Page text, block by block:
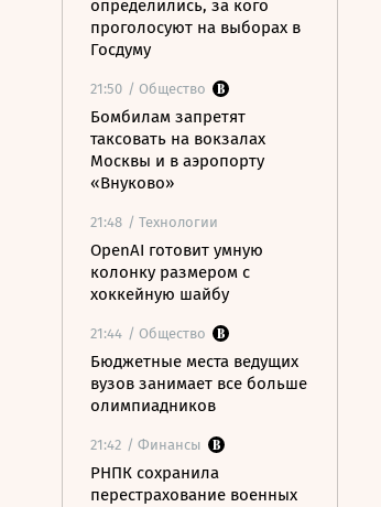
определились, за кого
проголосуют на выборах в
Госдуму
21:50 / Общество
Бомбилам запретят
таксовать на вокзалах
Москвы и в аэропорту
«Внуково»
21:48 / Технологии
OpenAI готовит умную
колонку размером с
хоккейную шайбу
21:44 / Общество
Бюджетные места ведущих
вузов занимает все больше
олимпиадников
21:42 / Финансы
РНПК сохранила
перестрахование военных